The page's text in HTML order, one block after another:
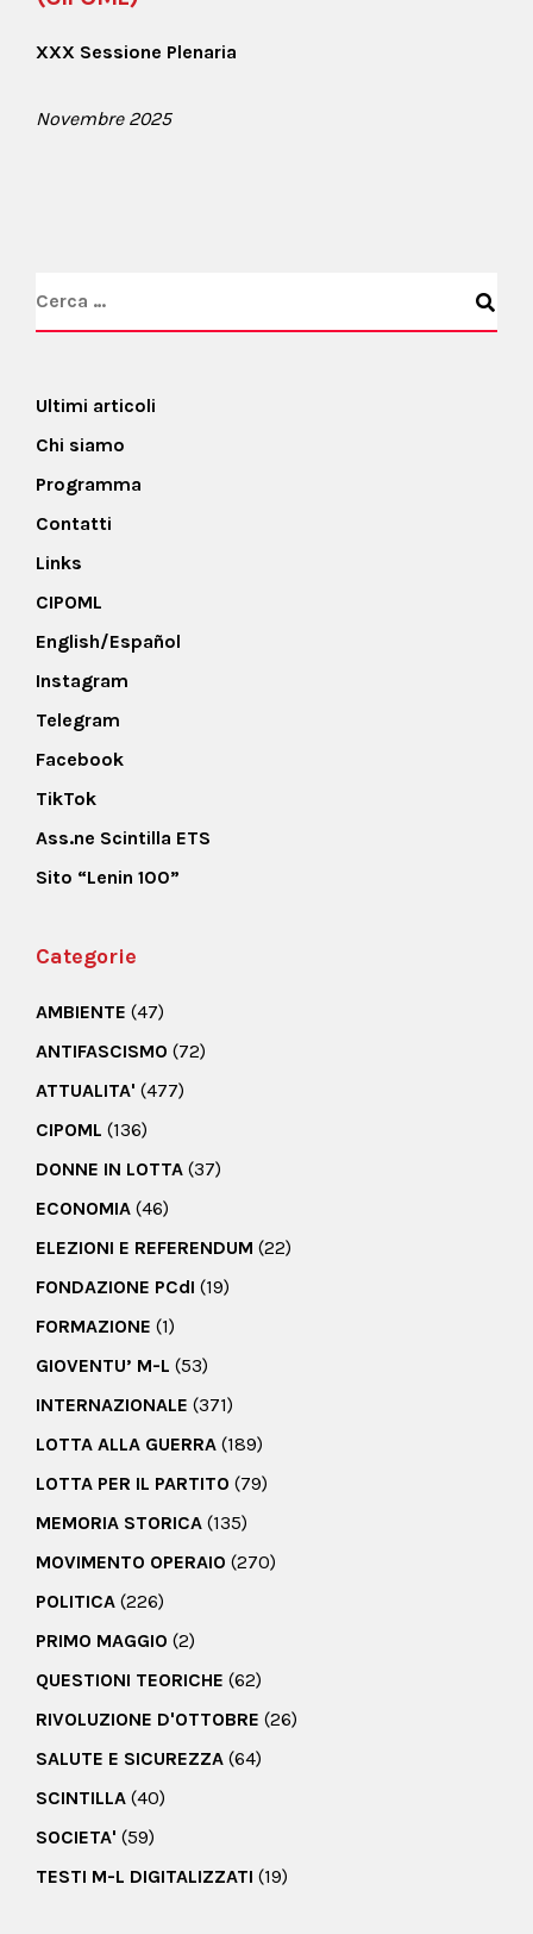
XXX Sessione Plenaria
Novembre 2025
Ultimi articoli
Chi siamo
Programma
Contatti
Links
CIPOML
English/Español
Instagram
Telegram
Facebook
TikTok
Ass.ne Scintilla ETS
Sito “Lenin 100”
Categorie
AMBIENTE (47)
ANTIFASCISMO (72)
ATTUALITA' (477)
CIPOML (136)
DONNE IN LOTTA (37)
ECONOMIA (46)
ELEZIONI E REFERENDUM (22)
FONDAZIONE PCdI (19)
FORMAZIONE (1)
GIOVENTU’ M-L (53)
INTERNAZIONALE (371)
LOTTA ALLA GUERRA (189)
LOTTA PER IL PARTITO (79)
MEMORIA STORICA (135)
MOVIMENTO OPERAIO (270)
POLITICA (226)
PRIMO MAGGIO (2)
QUESTIONI TEORICHE (62)
RIVOLUZIONE D'OTTOBRE (26)
SALUTE E SICUREZZA (64)
SCINTILLA (40)
SOCIETA' (59)
TESTI M-L DIGITALIZZATI (19)